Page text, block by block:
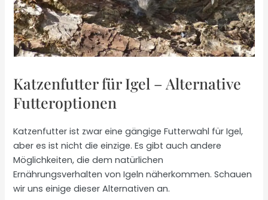
Katzenfutter für Igel – Alternative
Futteroptionen
Katzenfutter ist zwar eine gängige Futterwahl für Igel,
aber es ist nicht die einzige. Es gibt auch andere
Möglichkeiten, die dem natürlichen
Ernährungsverhalten von Igeln näherkommen. Schauen
wir uns einige dieser Alternativen an.